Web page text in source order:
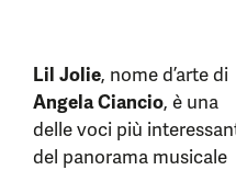
Lil Jolie, nome d’arte di
Angela Ciancio, è una
delle voci più
del panorama musicale